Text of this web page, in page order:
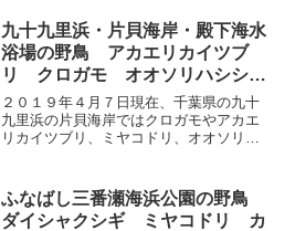
九十九里浜・片貝海岸・殿下海水
浴場の野鳥 アカエリカイツブ
リ クロガモ オオソリハシシ
ギ ミヤコドリ 他
２０１９年４月７日現在、千葉県の九十
九里浜の片貝海岸ではクロガモやアカエ
リカイツブリ、ミヤコドリ、オオソリハ
ふなばし三番瀬海浜公園の野鳥
ダイシャクシギ ミヤコドリ カ